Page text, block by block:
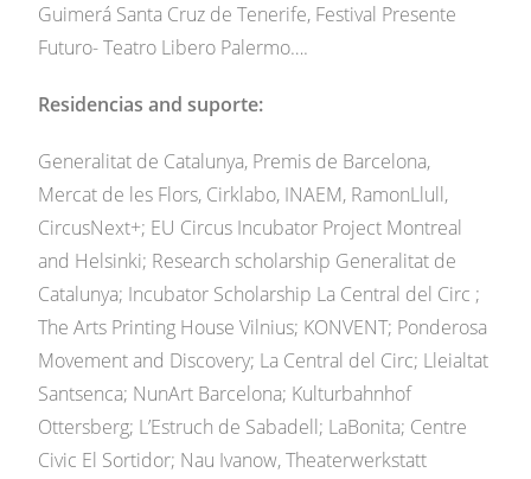
Guimerá Santa Cruz de Tenerife, Festival Presente
Futuro- Teatro Libero Palermo….
Residencias and suporte:
Generalitat de Catalunya, Premis de Barcelona,
Mercat de les Flors, Cirklabo, INAEM, RamonLlull,
CircusNext+; EU Circus Incubator Project Montreal
and Helsinki; Research scholarship Generalitat de
Catalunya; Incubator Scholarship La Central del Circ ;
The Arts Printing House Vilnius; KONVENT; Ponderosa
Movement and Discovery; La Central del Circ; Lleialtat
Santsenca; NunArt Barcelona; Kulturbahnhof
Ottersberg; L’Estruch de Sabadell; LaBonita; Centre
Civic El Sortidor; Nau Ivanow, Theaterwerkstatt